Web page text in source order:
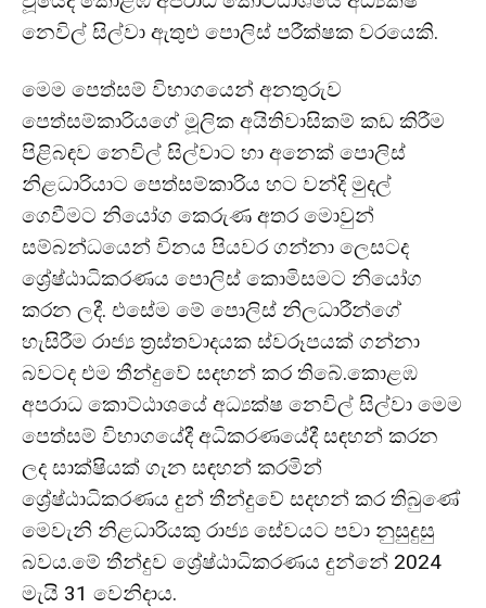
නෙවිල් සිල්වා ඇතුළු පොලිස් පරීක්ෂක වරයෙකි.
මෙම පෙත්සම් විභාගයෙන් අනතුරුව
පෙත්සම්කාරියගේ මූලික අයිතිවාසිකම් කඩ කිරීම
පිළිබඳව නෙවිල් සිල්වාට හා අනෙක් පොලිස්
නිළධාරියාට පෙත්සම්කාරිය හ⁣ට වන්දි මුදල්
ගෙවීමට නියෝග කෙරුණ අතර මොවුන්
සම්බන්ධයෙන් විනය පියවර ගන්නා ලෙසටද
ශ්‍රේෂ්ඨාධිකරණය පොලිස් කොමිසමට නියෝග
කරන ලදී. එසේම මේ පොලිස් නිලධාරීන්ගේ
හැසිරීම රාජ්‍ය ත්‍රස්තවාදයක ස්වරූපයක් ගන්නා
බවටද එම තීන්දුවේ සදහන් කර තිබේ.කොළඹ
අපරාධ කොට්ඨාශයේ අධ්‍යක්ෂ නෙවිල් සිල්වා මෙම
පෙත්සම් විභාගයේදී අධිකරණයේදී සඳහන් කරන
ලද සාක්ෂියක් ගැන සඳහන් කරමින්
ශ්‍රේෂ්ඨාධිකරණය දුන් තීන්දුවේ සදහන් කර තිබුණේ
මෙවැනි නිළධාරියකු රාජ්‍ය සේවය⁣ට පවා නුසුදුසු
බවය.මේ තීන්දුව ශ්‍රේෂ්ඨාධිකරණය දු⁣න්නේ 2024
මැයි 31 වෙනිදාය.